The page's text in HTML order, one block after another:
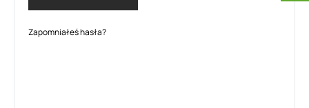
Zapomniałeś hasła?